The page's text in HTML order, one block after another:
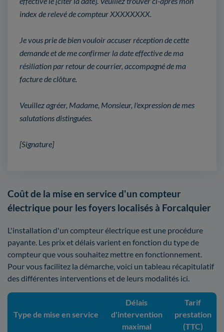
index de relevé de compteur XXXXXXXX.
Je vous prie de bien vouloir accuser réception de cette
demande et de me confirmer la date effective de ma
résiliation par retour de courrier, accompagné de ma
facture de clôture.
Veuillez agréer, Madame, Monsieur, l'expression de mes
salutations distinguées.
[Signature]
Coût de la mise en service d'un compteur
électrique pour les foyers localisés à Forcalquier
L'installation d'un compteur électrique est une procédure
payante. Les prix et délais varient en fonction du type de
compteur que vous souhaitez mettre en fonctionnement.
Pour vous facilitez la démarche, voici un tableau récapitulatif
des différentes interventions et de leurs modalités ici.
Type de mise en service
Délais
d'intervention
maximal
Tarif
prestation
(TTC)